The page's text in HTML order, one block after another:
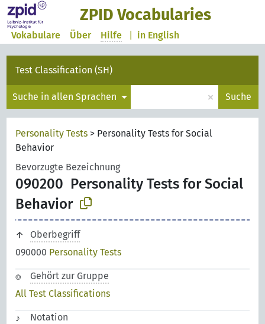
ZPID Vocabularies
in English
Vokabulare Über Hilfe
Test Classification (SH)
Suche in allen Sprachen × Suche
Personality Tests > Personality Tests for Social
Behavior
Bevorzugte Bezeichnung
090200 Personality Tests for Social
Behavior
Oberbegriff
090000 Personality Tests
Gehört zur Gruppe
All Test Classifications
Notation